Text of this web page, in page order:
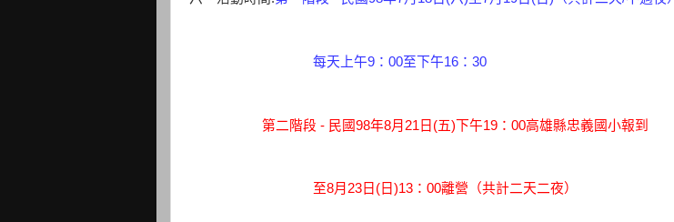
每天上午9：00至下午16：30
第二階段 - 民國98年8月21日(五)下午19：00高雄縣忠義國小報到
至8月23日(日)13：00離營（共計二天二夜）